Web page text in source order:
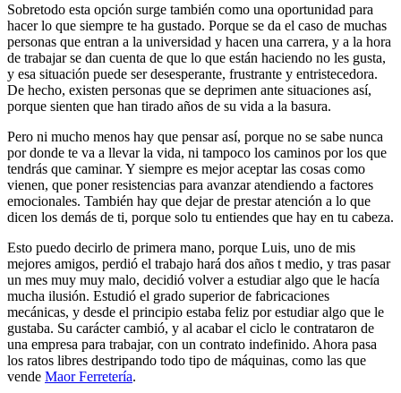
Sobretodo esta opción surge también como una oportunidad para
hacer lo que siempre te ha gustado. Porque se da el caso de muchas
personas que entran a la universidad y hacen una carrera, y a la hora
de trabajar se dan cuenta de que lo que están haciendo no les gusta,
y esa situación puede ser desesperante, frustrante y entristecedora.
De hecho, existen personas que se deprimen ante situaciones así,
porque sienten que han tirado años de su vida a la basura.
Pero ni mucho menos hay que pensar así, porque no se sabe nunca
por donde te va a llevar la vida, ni tampoco los caminos por los que
tendrás que caminar. Y siempre es mejor aceptar las cosas como
vienen, que poner resistencias para avanzar atendiendo a factores
emocionales. También hay que dejar de prestar atención a lo que
dicen los demás de ti, porque solo tu entiendes que hay en tu cabeza.
Esto puedo decirlo de primera mano, porque Luis, uno de mis
mejores amigos, perdió el trabajo hará dos años t medio, y tras pasar
un mes muy muy malo, decidió volver a estudiar algo que le hacía
mucha ilusión. Estudió el grado superior de fabricaciones
mecánicas, y desde el principio estaba feliz por estudiar algo que le
gustaba. Su carácter cambió, y al acabar el ciclo le contrataron de
una empresa para trabajar, con un contrato indefinido. Ahora pasa
los ratos libres destripando todo tipo de máquinas, como las que
vende Maor Ferretería.